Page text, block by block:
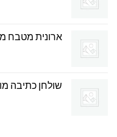
ארונית מטבח
שולחן כתיבה